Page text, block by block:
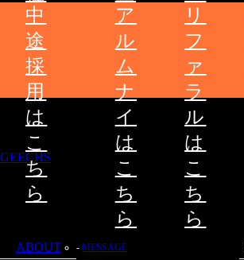
ー
中
途
採
用
は
こ
ち
ら
ア
ル
ム
ナ
イ
は
こ
ち
ら
リ
フ
ァ
ラ
ル
は
こ
ち
ら
GEECHS
ABOUT
MESSAGE